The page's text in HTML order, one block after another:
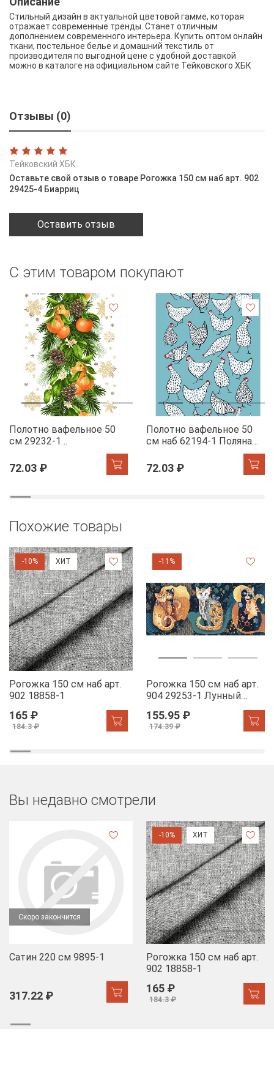
Стильный дизайн в актуальной цветовой гамме, которая
отражает современные тренды. Станет отличным
дополнением современного интерьера. Купить оптом онлайн
ткани, постельное белье и домашний текстиль от
производителя по выгодной цене с удобной доставкой
можно в каталоге на официальном сайте Тейковского ХБК
Отзывы (0)
Тейковский ХБК
Оставьте свой отзыв о товаре Рогожка 150 см наб арт. 902
29425-4 Биарриц
Оставить отзыв
С этим товаром покупают
Полотно вафельное 50
см 29232-1
Мандариновый коктель
72.03 ₽
Полотно вафельное 50
см наб 62194-1 Поляна
72.03 ₽
Похожие товары
-10% ХИТ
Рогожка 150 см наб арт.
902 18858-1
165 ₽
184.3 ₽
-11%
Рогожка 150 см наб арт.
904 29253-1 Лунный
155.95 ₽
174.39 ₽
Вы недавно смотрели
Скоро закончится
Сатин 220 см 9895-1
317.22 ₽
-10% ХИТ
Рогожка 150 см наб арт.
902 18858-1
165 ₽
184.3 ₽